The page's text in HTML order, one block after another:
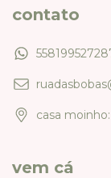
contato
casa
vem cá